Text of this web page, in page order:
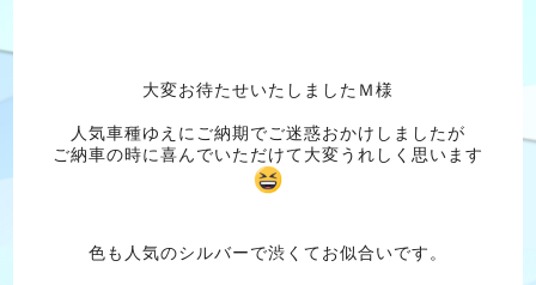
大変お待たせいたしましたＭ様
人気車種ゆえにご納期でご迷惑おかけしましたが
ご納車の時に喜んでいただけて大変うれしく思います
色も人気のシルバーで渋くてお似合いです。